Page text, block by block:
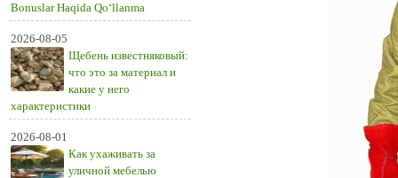
Bonuslar Haqida Qo‘llanma
2026-08-05
Щебень известняковый:
что это за материал и
какие у него
характеристики
2026-08-01
Как ухаживать за
уличной мебелью